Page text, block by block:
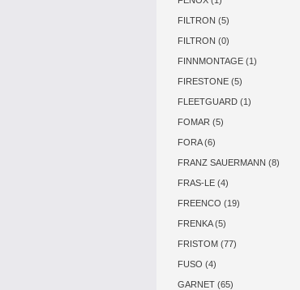
FILTRON (5)
FILTRON (0)
FINNMONTAGE (1)
FIRESTONE (5)
FLEETGUARD (1)
FOMAR (5)
FORA (6)
FRANZ SAUERMANN (8)
FRAS-LE (4)
FREENCO (19)
FRENKA (5)
FRISTOM (77)
FUSO (4)
GARNET (65)